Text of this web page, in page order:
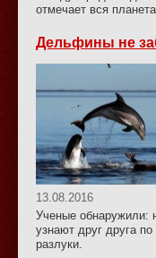
отмечает вся
Дельфины не
13.08.2016
Ученые обнаружили:
узнают друг друга
разлуки.